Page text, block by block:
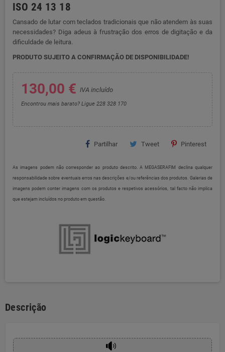
ISO 24 13 18
Cansado de lutar com teclados tradicionais que não atendem às suas
necessidades? Diga adeus à frustração dos erros de digitação e da
dificuldade de leitura.
PRODUTO SUJEITO A CONFIRMAÇÃO DE DISPONIBILIDADE!
130,00 € IVA incluído
Encontrou mais barato? Ligue 228 328 170
Partilhar Tweet Pinterest
As imagens podem não corresponder ao produto descrito. A MEGASERAFIM declina qualquer
responsabilidade sobre eventuais erros nas descrições e/ou referências dos produtos. Galerias de
imagens podem conter imagens com os produtos e respetivos acessórios, tal facto não implica
que estejam incluídos no produto em questão.
Descrição